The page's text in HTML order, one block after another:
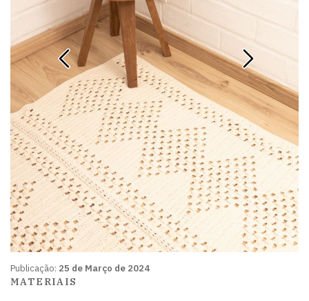
Publicação: 25 de Março de 2024
MATERIAIS